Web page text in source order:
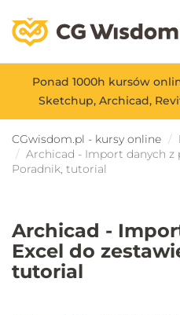
Ponad 1000h kursów
Sketchup, Archicad,
CGwisdom.pl - kursy online
Archicad - Import danych z
Poradnik, tutorial
Archicad -
Excel do
tutorial